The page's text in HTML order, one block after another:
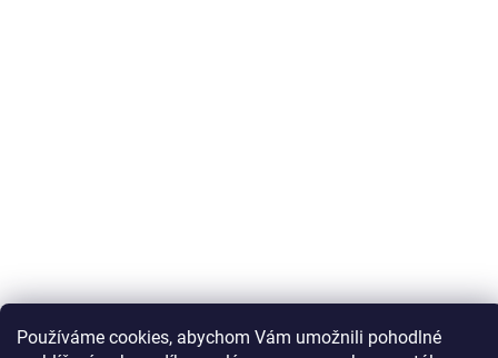
Používáme cookies, abychom Vám umožnili pohodlné
Sledovat na Instagramu